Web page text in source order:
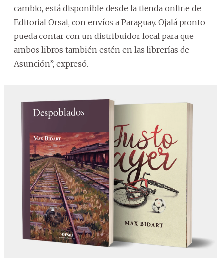
cambio, está disponible desde la tienda online de
Editorial Orsai, con envíos a Paraguay. Ojalá pronto
pueda contar con un distribuidor local para que
ambos libros también estén en las librerías de
Asunción”, expresó.